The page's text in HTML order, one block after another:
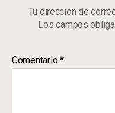
Tu dirección de
Los campos
Comentario*